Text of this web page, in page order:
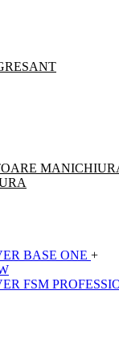
BASE ONE +
FSM